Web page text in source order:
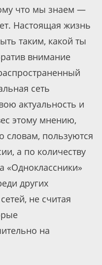
что мы знаем —
Настоящая жизнь
таким, какой ты
внимание
сеть
актуальность и
этому мнению,
словам, пользуются
а по количеству
«Одноклассники»
других
не считая
на